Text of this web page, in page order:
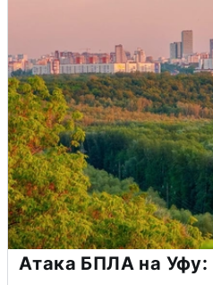
Атака БПЛА на Уфу: